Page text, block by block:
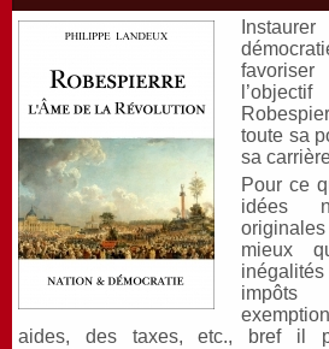
toute sa
sa
Pour ce
idées
mieux
impôts
aides, des taxes, etc., bref il